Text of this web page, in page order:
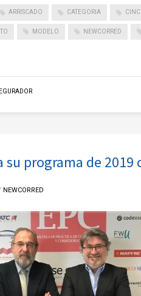
ARRISCADO CATEGORIA
MODELO NEWCORRED
su programa de
NEWCORRED